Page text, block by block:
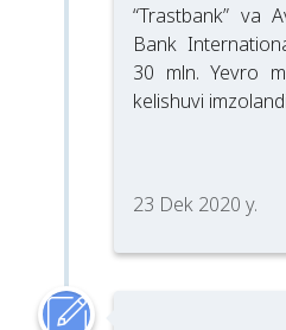
“Trastbank” va
Bank
30 mln. Yevro
kelishuvi
23 Dek 2020 y.